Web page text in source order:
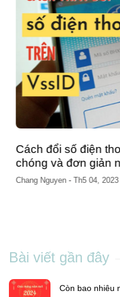
Cách đổi số điện
chóng và đơn giản
Chang Nguyen - Th5 04, 2023
Bài viết gần đây
Còn bao nhiêu